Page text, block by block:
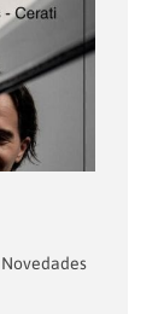
Novedades